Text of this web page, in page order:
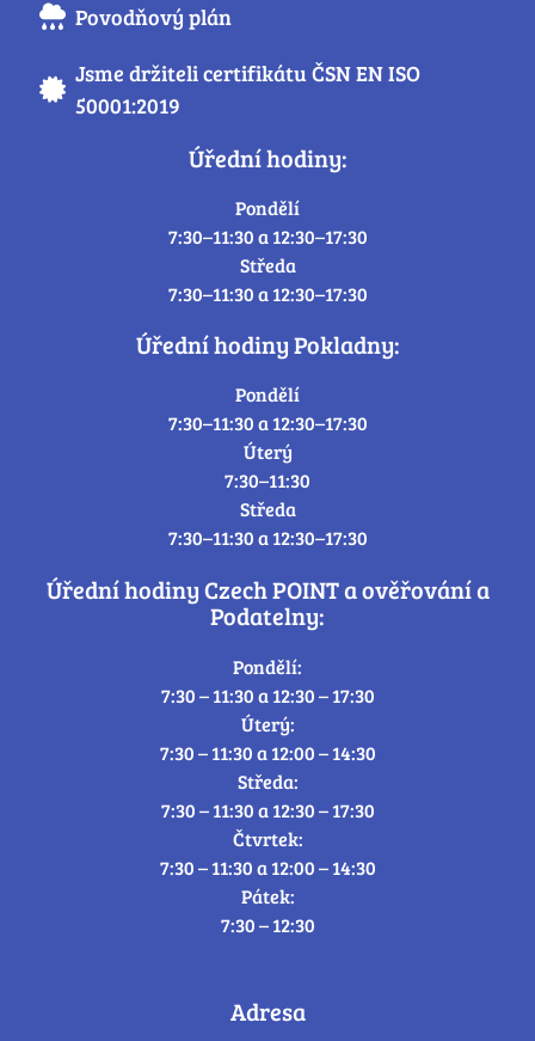
Povodňový plán
Jsme držiteli certifikátu ČSN EN ISO
50001:2019
Úřední hodiny:
Pondělí
7:30–11:30 a 12:30–17:30
Středa
7:30–11:30 a 12:30–17:30
Úřední hodiny Pokladny:
Pondělí
7:30–11:30 a 12:30–17:30
Úterý
7:30–11:30
Středa
7:30–11:30 a 12:30–17:30
Úřední hodiny Czech POINT a ověřování a
Podatelny:
Pondělí:
7:30 – 11:30 a 12:30 – 17:30
Úterý:
7:30 – 11:30 a 12:00 – 14:30
Středa:
7:30 – 11:30 a 12:30 – 17:30
Čtvrtek:
7:30 – 11:30 a 12:00 – 14:30
Pátek:
7:30 – 12:30
Adresa